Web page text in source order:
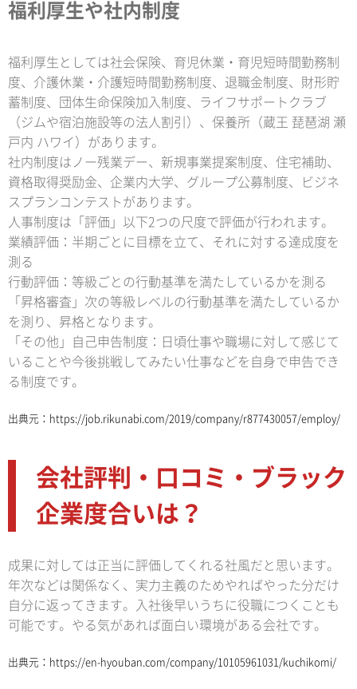
福利厚生や社内制度
福利厚生としては社会保険、育児休業・育児短時間勤務制
度、介護休業・介護短時間勤務制度、退職金制度、財形貯
蓄制度、団体生命保険加入制度、ライフサポートクラブ
（ジムや宿泊施設等の法人割引）、保養所（蔵王 琵琶湖 瀬
戸内 ハワイ）があります。
社内制度はノー残業デー、新規事業提案制度、住宅補助、
資格取得奨励金、企業内大学、グループ公募制度、ビジネ
スプランコンテストがあります。
人事制度は「評価」以下2つの尺度で評価が行われます。
業績評価：半期ごとに目標を立て、それに対する達成度を
測る
行動評価：等級ごとの行動基準を満たしているかを測る
「昇格審査」次の等級レベルの行動基準を満たしているか
を測り、昇格となります。
「その他」自己申告制度：日頃仕事や職場に対して感じて
いることや今後挑戦してみたい仕事などを自身で申告でき
る制度です。
出典元： https://job.rikunabi.com/2019/company/r877430057/employ/
会社評判・口コミ・ブラック
企業度合いは？
成果に対しては正当に評価してくれる社風だと思います。
年次などは関係なく、実力主義のためやればやった分だけ
自分に返ってきます。入社後早いうちに役職につくことも
可能です。やる気があれば面白い環境がある会社です。
出典元： https://en-hyouban.com/company/10105961031/kuchikomi/